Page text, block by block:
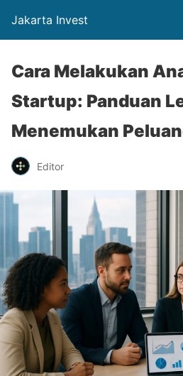
Jakarta Invest
Cara Melakukan
Startup: Panduan
Menemukan
Editor